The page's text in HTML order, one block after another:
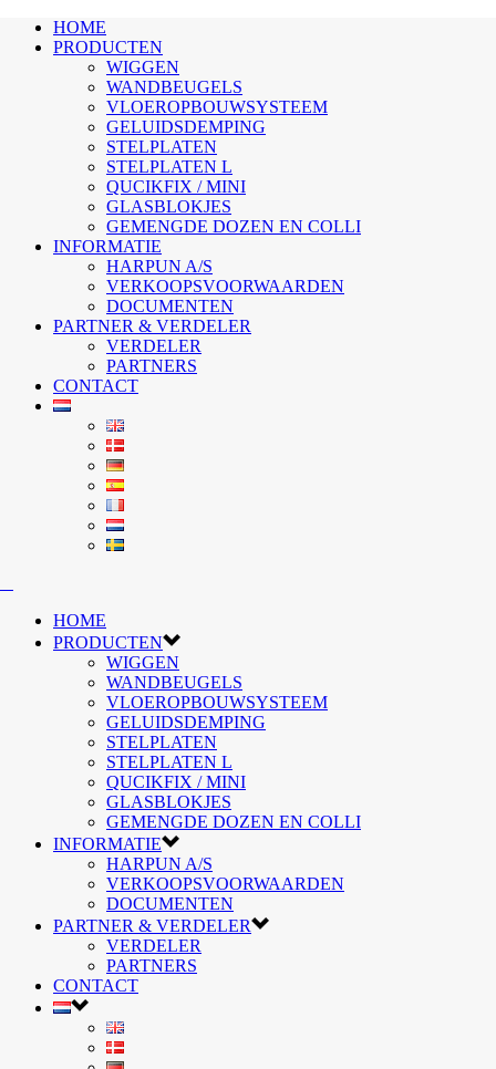
HOME
PRODUCTEN
WIGGEN
WANDBEUGELS
VLOEROPBOUWSYSTEEM
GELUIDSDEMPING
STELPLATEN
STELPLATEN L
QUCIKFIX / MINI
GLASBLOKJES
GEMENGDE DOZEN EN COLLI
INFORMATIE
HARPUN A/S
VERKOOPSVOORWAARDEN
DOCUMENTEN
PARTNER & VERDELER
VERDELER
PARTNERS
CONTACT
HOME
PRODUCTEN
WIGGEN
WANDBEUGELS
VLOEROPBOUWSYSTEEM
GELUIDSDEMPING
STELPLATEN
STELPLATEN L
QUCIKFIX / MINI
GLASBLOKJES
GEMENGDE DOZEN EN COLLI
INFORMATIE
HARPUN A/S
VERKOOPSVOORWAARDEN
DOCUMENTEN
PARTNER & VERDELER
VERDELER
PARTNERS
CONTACT